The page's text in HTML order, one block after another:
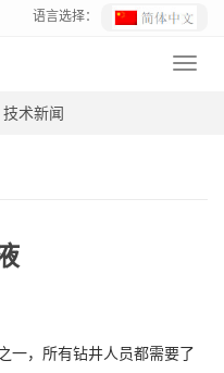
语言选择：
技术新闻
一，所有钻井人员都需要了